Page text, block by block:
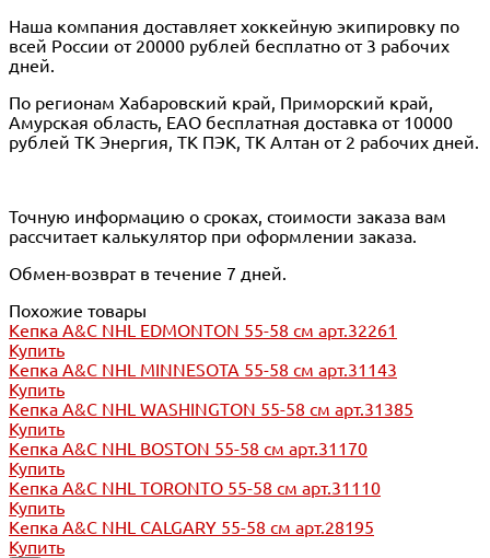
Наша компания доставляет хоккейную экипировку по
всей России от 20000 рублей бесплатно от 3 рабочих
дней.
По регионам Хабаровский край, Приморский край,
Амурская область, ЕАО бесплатная доставка от 10000
рублей ТК Энергия, ТК ПЭК, ТК Алтан от 2 рабочих дней.
Точную информацию о сроках, стоимости заказа вам
рассчитает калькулятор при оформлении заказа.
Обмен-возврат в течение 7 дней.
Похожие товары
Кепка A&C NHL EDMONTON 55-58 см арт.32261
Купить
Кепка A&C NHL MINNESOTA 55-58 см арт.31143
Купить
Кепка A&C NHL WASHINGTON 55-58 см арт.31385
Купить
Кепка A&C NHL BOSTON 55-58 см арт.31170
Купить
Кепка A&C NHL TORONTO 55-58 см арт.31110
Купить
Кепка A&C NHL CALGARY 55-58 см арт.28195
Купить